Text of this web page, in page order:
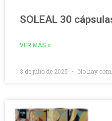
SOLEAL 30
VER MÁS »
3 de julio de 2025 No hay